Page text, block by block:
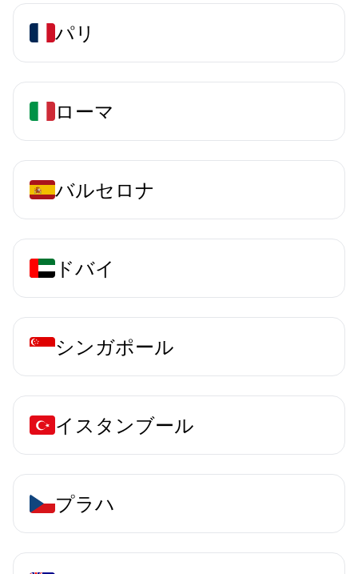
パリ
ローマ
バルセロナ
ドバイ
シンガポール
イスタンブール
プラハ